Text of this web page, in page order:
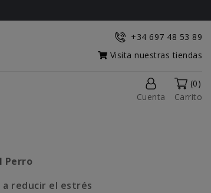
+34 697 48 53 89
Visita nuestras tiendas
Cuenta
(0)
Carrito
Perro
a reducir el estrés